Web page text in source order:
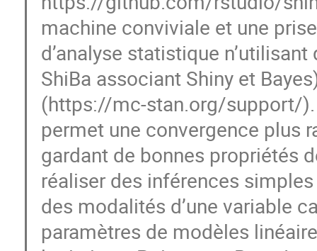
machine conviviale et une
d’analyse statistique
ShiBa associant Shiny et
(https://mc-stan.org/support/).
permet une convergence plus
gardant de bonnes propriétés
réaliser des inférences
des modalités d’une variable
paramètres de modèles